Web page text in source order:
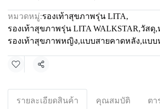
หมวดหมู่:รองเท้าสุขภาพรุ่น LITA,
รองเท้าสุขภาพรุ่น LITA WALKSTAR,วัสดุ,
รองเท้าสุขภาพหญิง,แบบสายคาดหลัง,แบบ
แชร์
รายละเอียดสินค้า คุณสมบัติ ตา